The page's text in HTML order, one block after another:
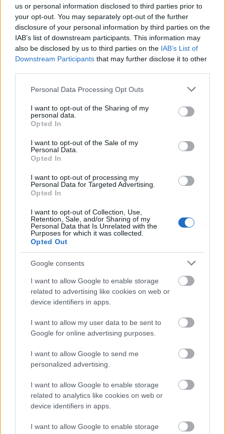
us or personal information disclosed to third parties prior to
your opt-out. You may separately opt-out of the further
disclosure of your personal information by third parties on the
IAB’s list of downstream participants. This information may
also be disclosed by us to third parties on the IAB’s List of
Downstream Participants that may further disclose it to other
Please note that this website/app uses one or more Google
not limited to your visit or usage behaviour. You may click to
grant or deny consent to Google and its third-party tags to
use your data for below specified purposes in below Google
consent section.
Personal Data Processing Opt Outs
I want to opt-out of the Sharing of my
personal data.
Opted In
I want to opt-out of the Sale of my
Personal Data.
Opted In
I want to opt-out of processing my
Personal Data for Targeted Advertising.
Opted In
I want to opt-out of Collection, Use,
Retention, Sale, and/or Sharing of my
Personal Data that Is Unrelated with the
Purposes for which it was collected.
Opted Out
Google consents
I want to allow Google to enable storage
related to advertising like cookies on web or
device identifiers in apps.
I want to allow my user data to be sent to
Google for online advertising purposes.
I want to allow Google to send me
personalized advertising.
I want to allow Google to enable storage
related to analytics like cookies on web or
device identifiers in apps.
I want to allow Google to enable storage
en la rotación culé para jugadores como Trincao o
Dembélé.
Salvi, positivo COVID-19
El Cádiz ha confirmado este miércoles el positivo de Salvi
Sánchez por COVID-19 tras las pruebas PCR realizadas el
Esa fue la razón por la que no disputó el partido ante el
Valladolid cuando se esperaba que fuera titular. Puede estar
de baja unos 10-14 días, perdiéndose por tanto las jornadas
17 y 18.
Jugadores rentables tras la jornada 16
traemos cuatro jugadores que han
obtenido muchos puntos en la
jornada 16 y que pueden ser
Yeray Álvarez, lesión muscular moderada
El defensa del Athletic presenta una lesión de carácter
moderado en el músculo gemelo interno de la pierna
derecha y es baja para el derbi vasco del jueves y los
próximos partidos de los rojiblancos. Podría estar de baja
once titular de los leones.
Tello, posible lesión muscular
El extremo tuvo que dejar el partido ante el Levante en el